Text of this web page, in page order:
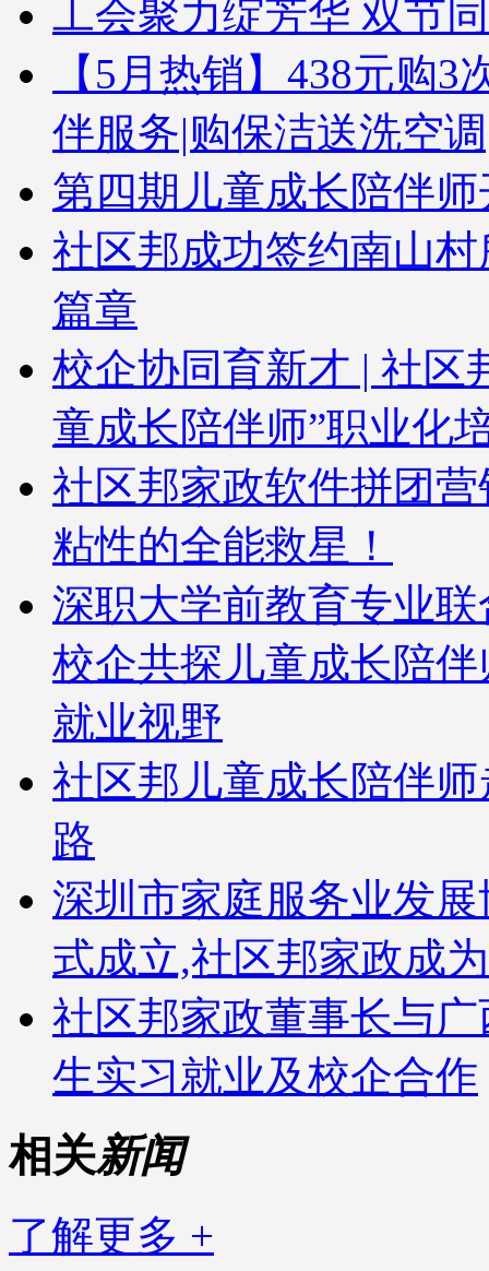
工会聚力绽芳华 双节
【5月热销】438元购
伴服务|购保洁送洗空
第四期儿童成长陪伴
社区邦成功签约南山
篇章
校企协同育新才 | 社区
童成长陪伴师”职业化
社区邦家政软件拼团
粘性的全能救星！
深职大学前教育专业
校企共探儿童成长陪
就业视野
社区邦儿童成长陪伴
路
深圳市家庭服务业发
式成立,社区邦家政成
社区邦家政董事长与
生实习就业及校企合作
相关新闻
了解更多 +